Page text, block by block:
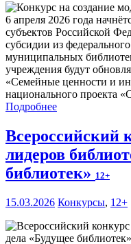
6 апреля 2026 года
субъектов Российской
субсидии из
муниципальных
учреждения будут
«Семейные ценности и
национального проекта
Подробнее
Всероссийский
лидеров
библиотек» 12+
15.03.2026 Конкурсы, 12+